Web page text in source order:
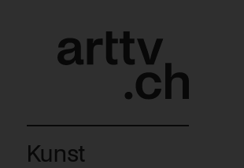
Kunst